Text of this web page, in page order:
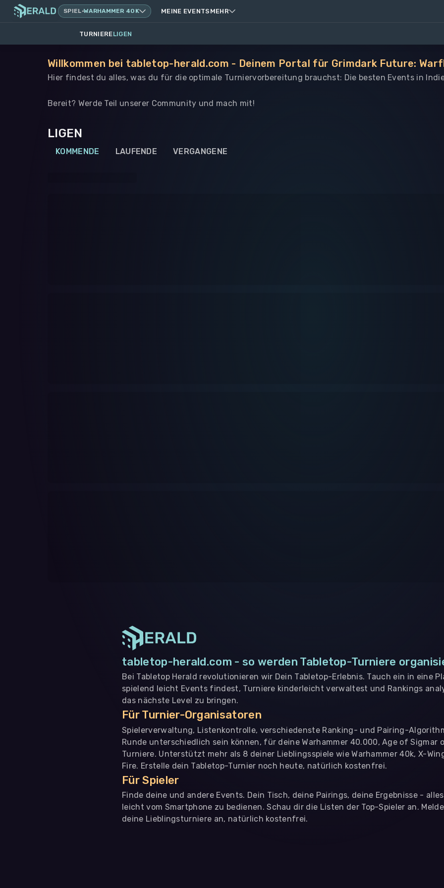
SPIEL·WARHAMMER 40K MEINE EVENTS MEHR
TURNIERELIGEN
Willkommen bei tabletop-herald.com - Deinem Portal für Grimdark Future:
Hier findest du alles, was du für die optimale Turniervorbereitung brauchst: Die besten Events in
Bereit? Werde Teil unserer Community und mach mit!
LIGEN
KOMMENDE LAUFENDE VERGANGENE
tabletop-herald.com - so werden Tabletop-Turniere
Bei Tabletop Herald revolutionieren wir Dein Tabletop-Erlebnis. Tauch ein in eine
spielend leicht Events findest, Turniere kinderleicht verwaltest und Rankings
das nächste Level zu bringen.
Für Turnier-Organisatoren
Spielerverwaltung, Listenkontrolle, verschiedenste Ranking- und Pairing-
Runde unterschiedlich sein können, für deine Warhammer 40.000, Age of Sigmar
Turniere. Unterstützt mehr als 8 deiner Lieblingsspiele wie Warhammer 40k, X-
Fire. Erstelle dein Tabletop-Turnier noch heute, natürlich kostenfrei.
Für Spieler
Finde deine und andere Events. Dein Tisch, deine Pairings, deine Ergebnisse -
leicht vom Smartphone zu bedienen. Schau dir die Listen der Top-Spieler an.
deine Lieblingsturniere an, natürlich kostenfrei.